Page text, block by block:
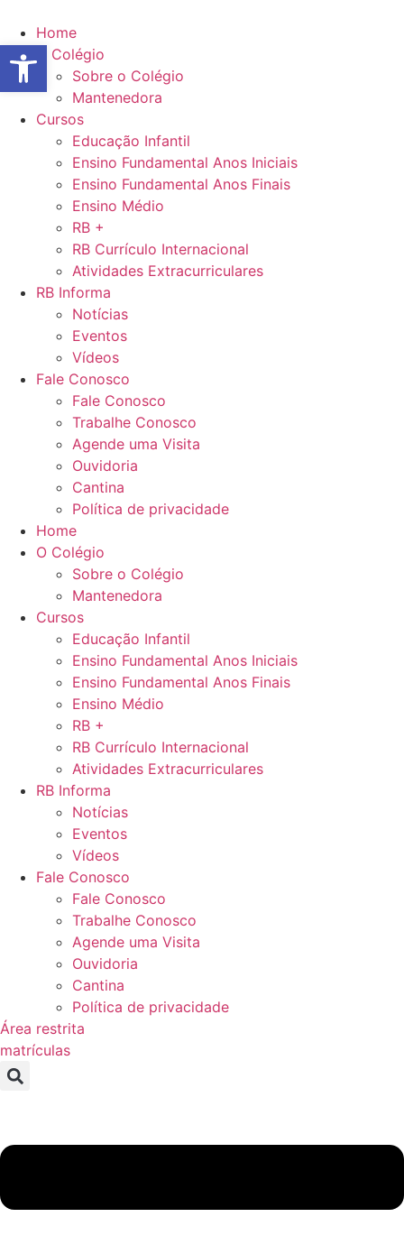
para
conteúdo
Home
O Colégio
Sobre o Colégio
Mantenedora
Cursos
Educação Infantil
Ensino Fundamental Anos Iniciais
Ensino Fundamental Anos Finais
Ensino Médio
RB +
RB Currículo Internacional
Atividades Extracurriculares
RB Informa
Notícias
Eventos
Vídeos
Fale Conosco
Fale Conosco
Trabalhe Conosco
Agende uma Visita
Ouvidoria
Cantina
Política de privacidade
Home
O Colégio
Sobre o Colégio
Mantenedora
Cursos
Educação Infantil
Ensino Fundamental Anos Iniciais
Ensino Fundamental Anos Finais
Ensino Médio
RB +
RB Currículo Internacional
Atividades Extracurriculares
RB Informa
Notícias
Eventos
Vídeos
Fale Conosco
Fale Conosco
Trabalhe Conosco
Agende uma Visita
Ouvidoria
Cantina
Política de privacidade
Área restrita
matrículas
Abrir a barra de ferramentas